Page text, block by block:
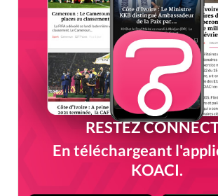
RESTEZ
En téléchargeant
KOACI.